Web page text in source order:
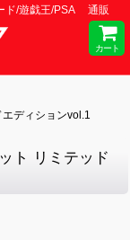
ド/遊戯王/PSA 通販
カート
エディションvol.1
ト リミテッド